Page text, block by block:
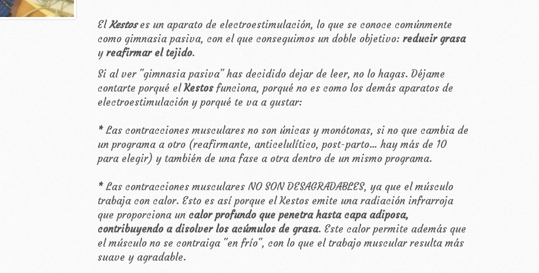
ElKestoses un aparato de electroestimulación, lo que se conoce comúnmente
como gimnasia pasiva, con el que conseguimos un doble objetivo: reducir grasa
y reafirmar el tejido.
Si al ver "gimnasia pasiva" has decidido dejar de leer, no lo hagas. Déjame
contarte porqué elKestosfunciona, porqué no es como los demás aparatos de
electroestimulación y porqué te va a gustar:
*Las contracciones musculares no son únicas y monótonas, si no que cambia de
un programa a otro (reafirmante, anticelulítico, post-parto… hay más de 10
para elegir) y también de una fase a otra dentro de un mismo programa.
*Las contracciones musculares NO SON DESAGRADABLES, ya que el músculo
trabaja con calor. Esto es así porque el Kestos emite una radiación infrarroja
que proporciona un calor profundo que penetra hasta capa adiposa,
contribuyendo a disolver los acúmulos de grasa. Este calor permite además que
el músculo no se contraiga "en frío", con lo que el trabajo muscular resulta más
suave y agradable.